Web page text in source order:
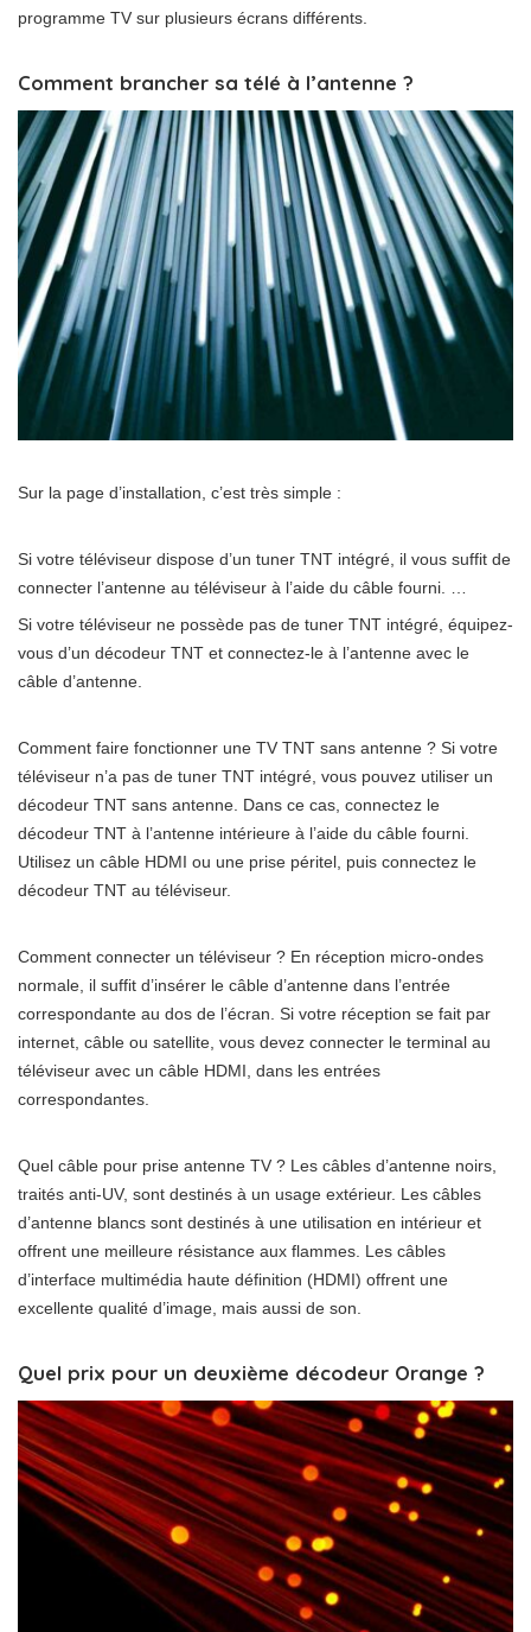
programme TV sur plusieurs écrans différents.
Comment brancher sa télé à l’antenne ?
Sur la page d’installation, c’est très simple :
Si votre téléviseur dispose d’un tuner TNT intégré, il vous suffit de
connecter l’antenne au téléviseur à l’aide du câble fourni. …
Si votre téléviseur ne possède pas de tuner TNT intégré, équipez-
vous d’un décodeur TNT et connectez-le à l’antenne avec le
câble d’antenne.
Comment faire fonctionner une TV TNT sans antenne ? Si votre
téléviseur n’a pas de tuner TNT intégré, vous pouvez utiliser un
décodeur TNT sans antenne. Dans ce cas, connectez le
décodeur TNT à l’antenne intérieure à l’aide du câble fourni.
Utilisez un câble HDMI ou une prise péritel, puis connectez le
décodeur TNT au téléviseur.
Comment connecter un téléviseur ? En réception micro-ondes
normale, il suffit d’insérer le câble d’antenne dans l’entrée
correspondante au dos de l’écran. Si votre réception se fait par
internet, câble ou satellite, vous devez connecter le terminal au
téléviseur avec un câble HDMI, dans les entrées
correspondantes.
Quel câble pour prise antenne TV ? Les câbles d’antenne noirs,
traités anti-UV, sont destinés à un usage extérieur. Les câbles
d’antenne blancs sont destinés à une utilisation en intérieur et
offrent une meilleure résistance aux flammes. Les câbles
d’interface multimédia haute définition (HDMI) offrent une
excellente qualité d’image, mais aussi de son.
Quel prix pour un deuxième décodeur Orange ?